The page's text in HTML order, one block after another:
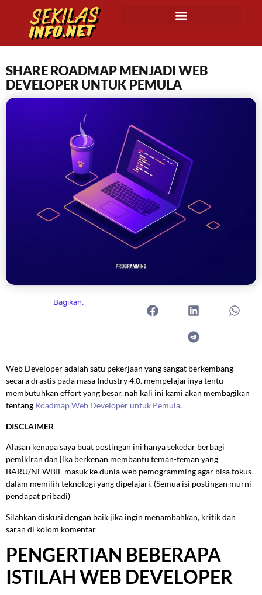
SHARE ROADMAP MENJADI WEB
DEVELOPER UNTUK PEMULA
Bagikan:
Web Developer adalah satu pekerjaan yang sangat berkembang
secara drastis pada masa Industry 4.0. mempelajarinya tentu
membutuhkan effort yang besar. nah kali ini kami akan membagikan
tentang Roadmap Web Developer untuk Pemula.
DISCLAIMER
Alasan kenapa saya buat postingan ini hanya sekedar berbagi
pemikiran dan jika berkenan membantu teman-teman yang
BARU/NEWBIE masuk ke dunia web pemogramming agar bisa fokus
dalam memilih teknologi yang dipelajari. (Semua isi postingan murni
pendapat pribadi)
Silahkan diskusi dengan baik jika ingin menambahkan, kritik dan
saran di kolom komentar
PENGERTIAN BEBERAPA
ISTILAH WEB DEVELOPER